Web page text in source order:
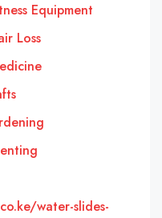
Equipment
Loss
water-slides-